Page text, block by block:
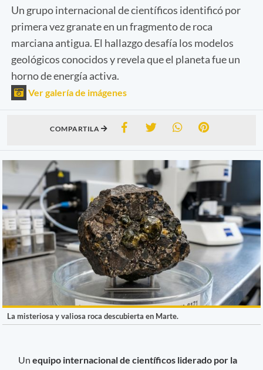
Un grupo internacional de científicos identificó por
primera vez granate en un fragmento de roca
marciana antigua. El hallazgo desafía los modelos
geológicos conocidos y revela que el planeta fue un
horno de energía activa.
Ver galería de imágenes
COMPARTILA
La misteriosa y valiosa roca descubierta en Marte.
Unequipo internacional de científicos liderado por la